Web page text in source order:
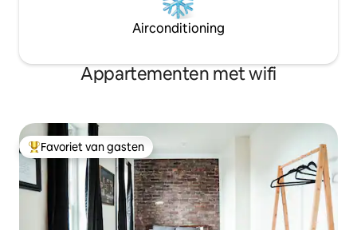
Airconditioning
Appartementen met wifi
Topfavoriet van gasten
Favoriet van gasten